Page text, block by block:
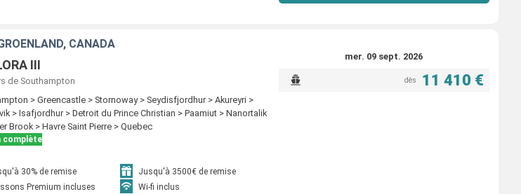
CANADA
III
de Southampton
> Greencastle > Stornoway > Seydisfjordhur > Akureyri >
> Isafjordhur > Detroit du Prince Christian > Paamiut > Nanortalik
Brook > Havre Saint Pierre > Quebec
complète
30% de remise
Jusqu'à 3500€ de remise
Premium incluses
Wi-fi inclus
mer. 09 sept. 2026
dès 11 410 €